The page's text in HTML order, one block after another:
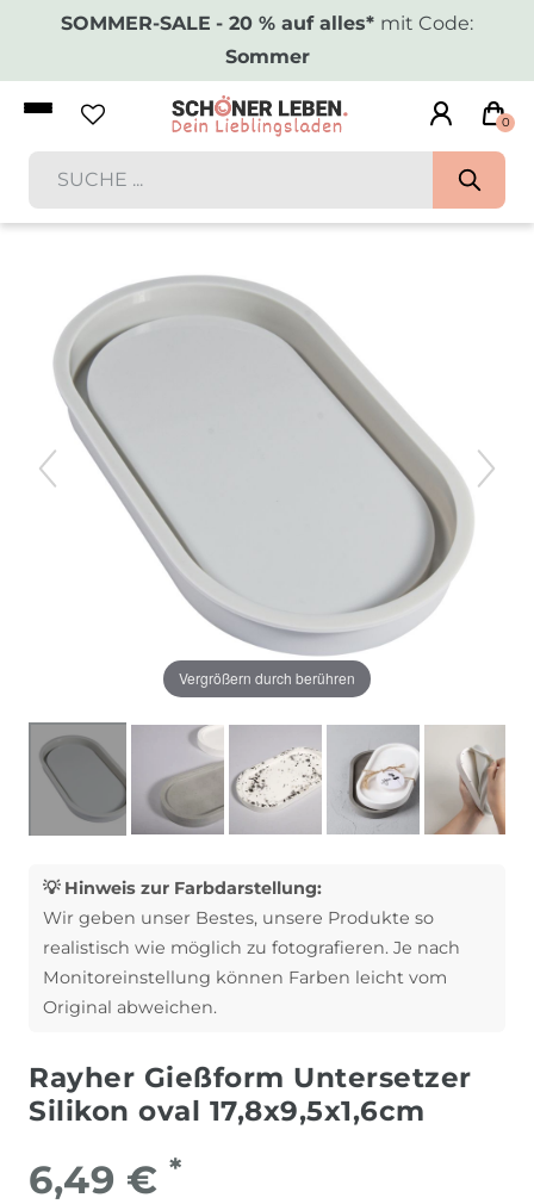
SOMMER-SALE - 20 % auf alles* mit Code:
Sommer
0
Vergrößern durch berühren
💡 Hinweis zur Farbdarstellung:
Wir geben unser Bestes, unsere Produkte so
realistisch wie möglich zu fotografieren. Je nach
Monitoreinstellung können Farben leicht vom
Original abweichen.
Rayher Gießform Untersetzer
Silikon oval 17,8x9,5x1,6cm
6,49 € *